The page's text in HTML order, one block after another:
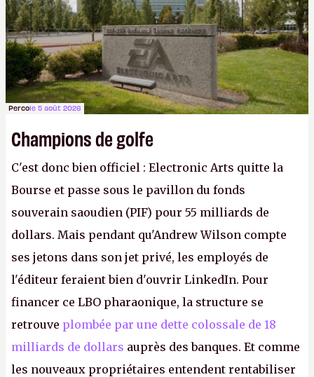
Gabe Newell aussi facilement.P.
Percole 5 août 2026
Champions de golfe
C'est donc bien officiel : Electronic Arts quitte la
Bourse et passe sous le pavillon du fonds
souverain saoudien (PIF) pour 55 milliards de
dollars. Mais pendant qu'Andrew Wilson compte
ses jetons dans son jet privé, les employés de
l'éditeur feraient bien d'ouvrir LinkedIn. Pour
financer ce LBO pharaonique, la structure se
retrouve plombée par une dette colossale de 18
milliards de dollars auprès des banques. Et comme
les nouveaux propriétaires entendent rentabiliser